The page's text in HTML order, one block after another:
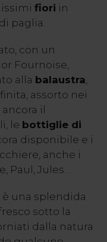
fiori in
paglia.
con un
Fournoise,
alla balaustra,
assorto nei
il
le bottiglie di
disponibile e i
anche i
Paul, Jules…
una splendida
sotto la
dalla natura